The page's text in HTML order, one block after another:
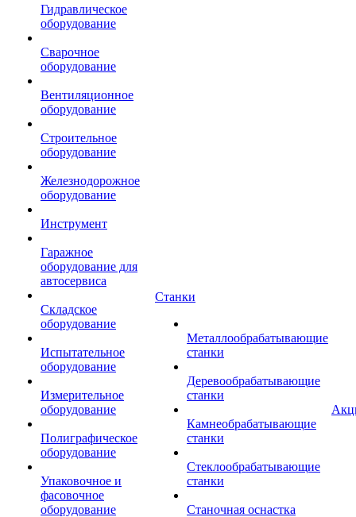
Гидравлическое
оборудование
Сварочное
оборудование
Вентиляционное
оборудование
Строительное
оборудование
Железнодорожное
оборудование
Инструмент
Гаражное
оборудование для
автосервиса
Складское
оборудование
Испытательное
оборудование
Измерительное
оборудование
Полиграфическое
оборудование
Упаковочное и
фасовочное
оборудование
Станки
Металлообрабатывающие
станки
Деревообрабатывающие
станки
Камнеобрабатывающие
станки
Стеклообрабатывающие
станки
Станочная оснастка